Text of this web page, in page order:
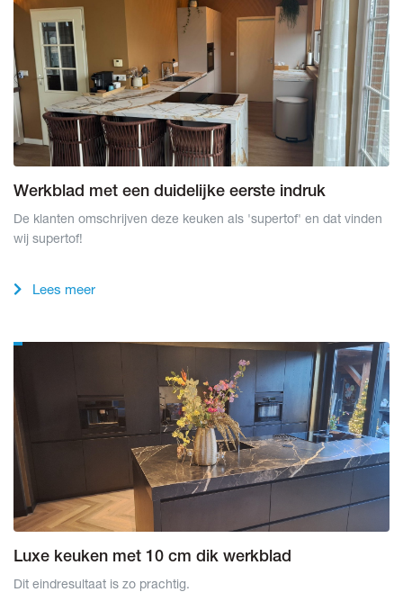
Werkblad met een duidelijke eerste indruk
De klanten omschrijven deze keuken als 'supertof' en dat vinden
wij supertof!
Lees meer
Luxe keuken met 10 cm dik werkblad
Dit eindresultaat is zo prachtig.